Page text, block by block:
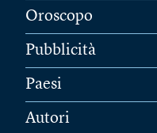
Oroscopo
Pubblicità
Paesi
Autori